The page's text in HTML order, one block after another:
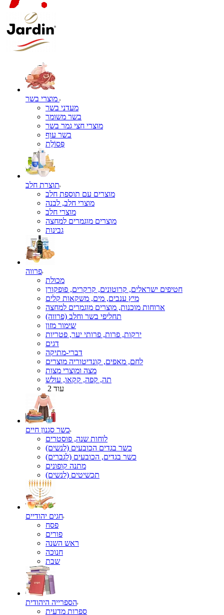
מעדני בשר
בשר משומר
מוצרי חצי גמר בשר
בשר עוף
פְּסוֹלֶת
תוצרת חלב
מוצרים עם תוספת חלב
מוצרי חלב, לבנה
מוצרי חלב
מוצרים מוגמרים למחצה
גבינות
פרווה
מכולת
חטיפים ישראלים, קרוטונים, קרקרים, פופקורן
מיץ ענבים, מים, משקאות קלים
ארוחות מוכנות, מוצרים מוגמרים למחצה
תחליפי בשר וחלב (פרווה)
שימור מזון
ירקות, פרות, פרותי יער, פטריות
דגים
דברי-מתיקה
לחם, מאפים, קונדיטוריה מוצרים
מצה ומוצרי מצות
תה, קפה, קקאו, עולש
עוד 2
כשר סגנון חיים
לוחות שנה, פוסטרים
כשר בגדים הכובעים (לנשים)
כשר בגדים, הכובעים (לגברים)
מתנה קופונים
תכשיטים (לנשים)
חגים יהודיים
פסח
פורים
ראש השנה
חנוכה
שבת
הספרייה היהודית
ספרות מדעית